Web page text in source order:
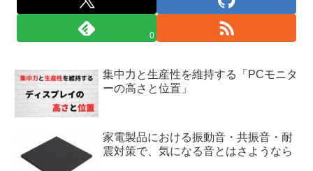
0
集中力と生産性を維持する「PCモニタ
ーの高さと位置」
家電製品における振動音・共振音・耐
震対策で、気になる音とはさようなら